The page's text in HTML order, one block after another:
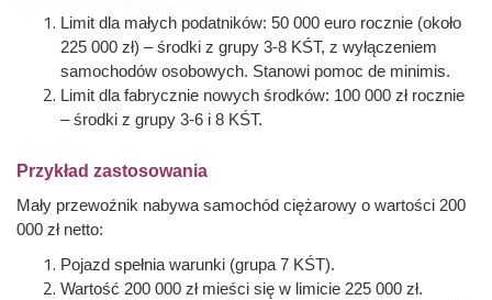
Limit dla małych podatników: 50 000 euro rocznie (około
225 000 zł) – środki z grupy 3-8 KŚT, z wyłączeniem
samochodów osobowych. Stanowi pomoc de minimis.
Limit dla fabrycznie nowych środków: 100 000 zł rocznie
– środki z grupy 3-6 i 8 KŚT.
Przykład zastosowania
Mały przewoźnik nabywa samochód ciężarowy o wartości 200
000 zł netto:
Pojazd spełnia warunki (grupa 7 KŚT).
Wartość 200 000 zł mieści się w limicie 225 000 zł.